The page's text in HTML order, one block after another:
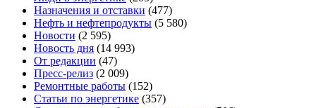
Назначения и отставки (477)
Нефть и нефтепродукты (5 580)
Новости (2 595)
Новость дня (14 993)
От редакции (47)
Пресс-релиз (2 009)
Ремонтные работы (152)
Статьи по энергетике (357)